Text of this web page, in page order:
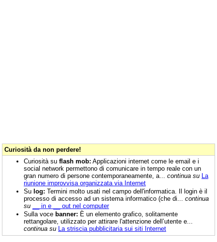
Curiosità da non perdere!
Curiosità su flash mob: Applicazioni internet come le email e i
social network permettono di comunicare in tempo reale con un
gran numero di persone contemporaneamente, a... continua su La
riunione improvvisa organizzata via Internet
Su log: Termini molto usati nel campo dell'informatica. Il login è il
processo di accesso ad un sistema informatico (che di... continua
su
__ in e __ out nel computer
Sulla voce banner: È un elemento grafico, solitamente
rettangolare, utilizzato per attirare l'attenzione dell’utente e...
continua su La striscia pubblicitaria sui siti Internet